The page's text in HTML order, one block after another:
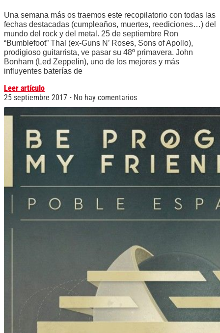
Una semana más os traemos este recopilatorio con todas las
fechas destacadas (cumpleaños, muertes, reediciones…) del
mundo del rock y del metal. 25 de septiembre Ron
“Bumblefoot” Thal (ex-Guns N’ Roses, Sons of Apollo),
prodigioso guitarrista, ve pasar su 48º primavera. John
Bonham (Led Zeppelin), uno de los mejores y más
influyentes baterías de
Leer artículo
25 septiembre 2017
No hay comentarios